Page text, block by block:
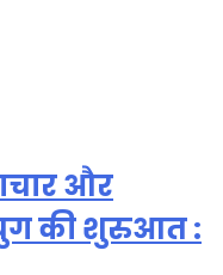
और
की शुरुआत :